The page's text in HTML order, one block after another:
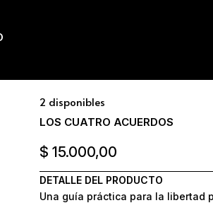
2 disponibles
LOS CUATRO ACUERDOS
$ 15.000,00
DETALLE DEL PRODUCTO
Una guía práctica para la libertad